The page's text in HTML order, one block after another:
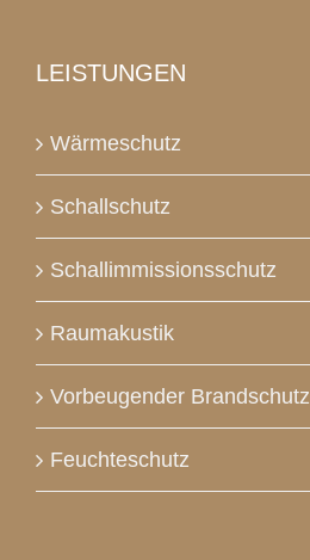
LEISTUNGEN
Wärmeschutz
Schallschutz
Schallimmissionsschutz
Raumakustik
Vorbeugender Brandschutz
Feuchteschutz